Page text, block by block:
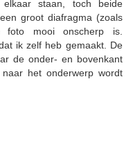
staan, toch beide
groot diafragma (zoals
mooi onscherp is.
ik zelf heb gemaakt. De
de onder- en bovenkant
het onderwerp wordt